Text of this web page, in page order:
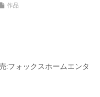
作品
:フォックスホームエンタ